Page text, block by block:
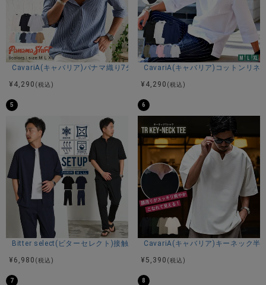
CavariA(キャバリア)パナマ織り7分袖カプリシャツ/全9色
¥ 4,290 (税込)
CavariA(キャバリア)コットンリネ
¥ 4,290 (税込)
5
Bitter select(ビターセレクト)接触冷感スーパーストレッチバンドカラー
¥ 6,980 (税込)
6
CavariA(キャバリア)キーネック半
¥ 5,390 (税込)
7 8